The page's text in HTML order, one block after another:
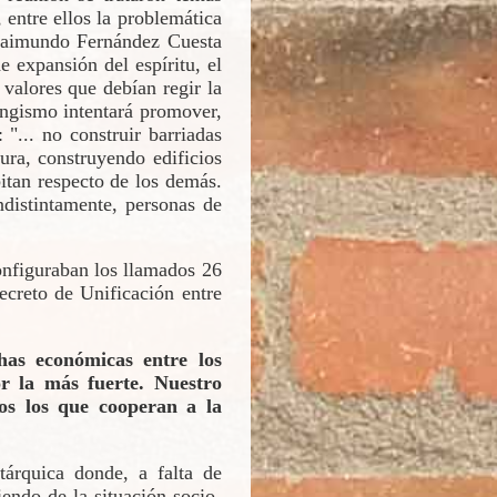
ellos la problemática
Fernández Cuesta
expansión del espíritu, el
que debían regir la
intentará promover,
no construir barriadas
construyendo edificios
respecto de los demás.
personas de
los llamados 26
de Unificación entre
económicas entre los
la más fuerte. Nuestro
los que cooperan a la
donde, a falta de